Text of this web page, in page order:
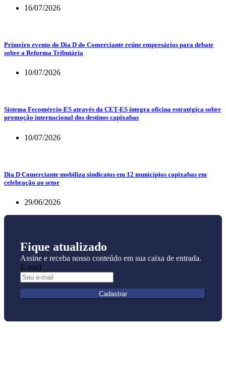
16/07/2026
Primeiro evento do Dia D do Comerciante reúne empresários para debate
sobre a Reforma Tributária
10/07/2026
Sistema Fecomércio-ES através da CET-ES integra oficina estratégica sobre
promoção internacional dos destinos capixabas
10/07/2026
Dia D Comerciante mobiliza sindicatos em 12 municípios capixabas em
celebração ao setor
29/06/2026
Fique atualizado
Assine e receba nosso conteúdo em sua caixa de entrada.
E-mail
Cadastrar